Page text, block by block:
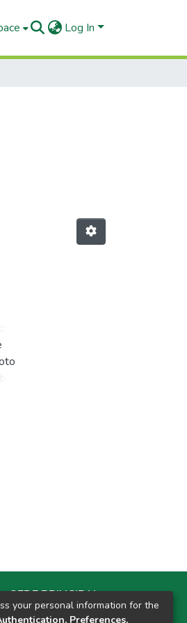
Log In
SEDE PRINCIPAL
y Colpa Huacariz
your personal information for the
Preferences,